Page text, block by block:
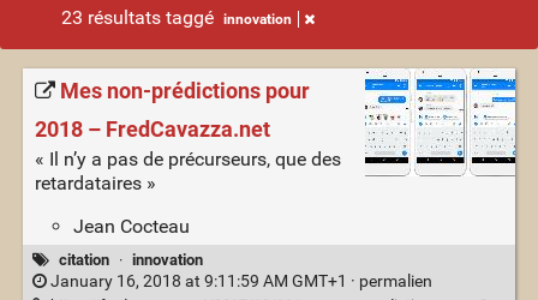
23 résultats taggé innovation
Mes non-prédictions pour
2018 – FredCavazza.net
« Il n’y a pas de précurseurs, que des
retardataires »
Jean Cocteau
citation · innovation
January 16, 2018 at 9:11:59 AM GMT+1 · permalien